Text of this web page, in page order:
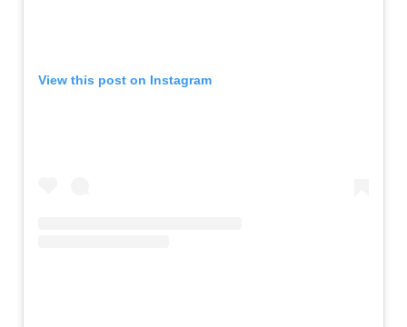
View this post on Instagram